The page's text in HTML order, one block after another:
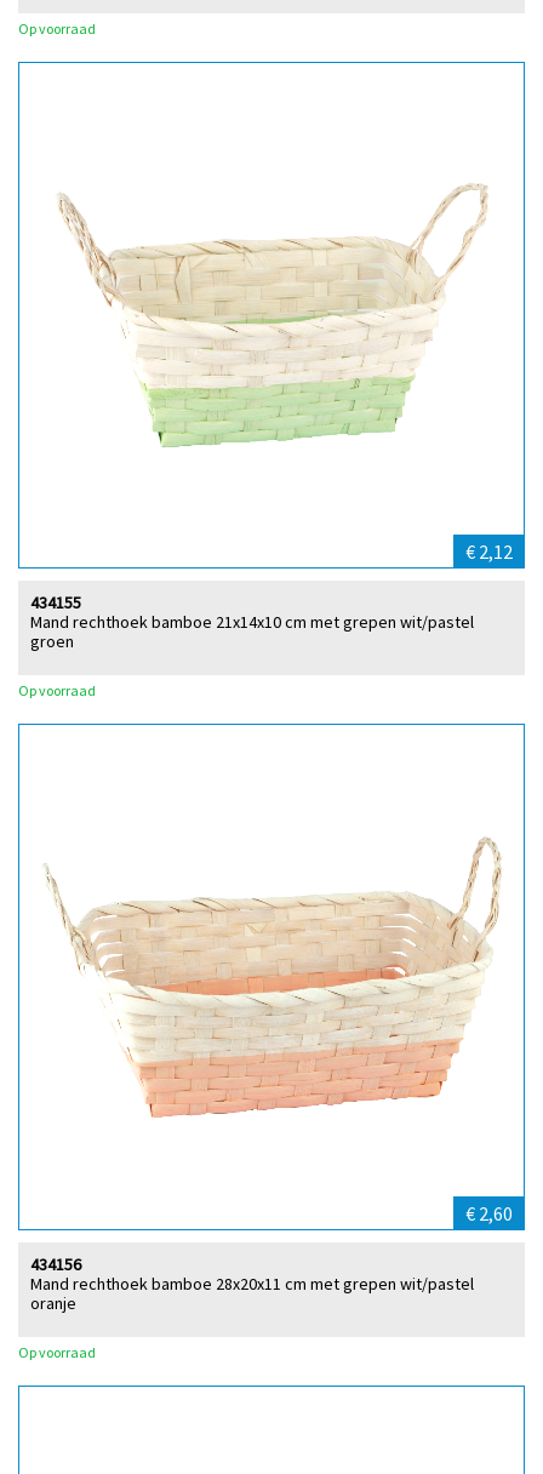
Op voorraad
€ 2,12
Mand rechthoek bamboe 21x14x10 cm met grepen wit/pastel
groen
434155
Op voorraad
€ 2,60
Mand rechthoek bamboe 28x20x11 cm met grepen wit/pastel
oranje
434156
Op voorraad